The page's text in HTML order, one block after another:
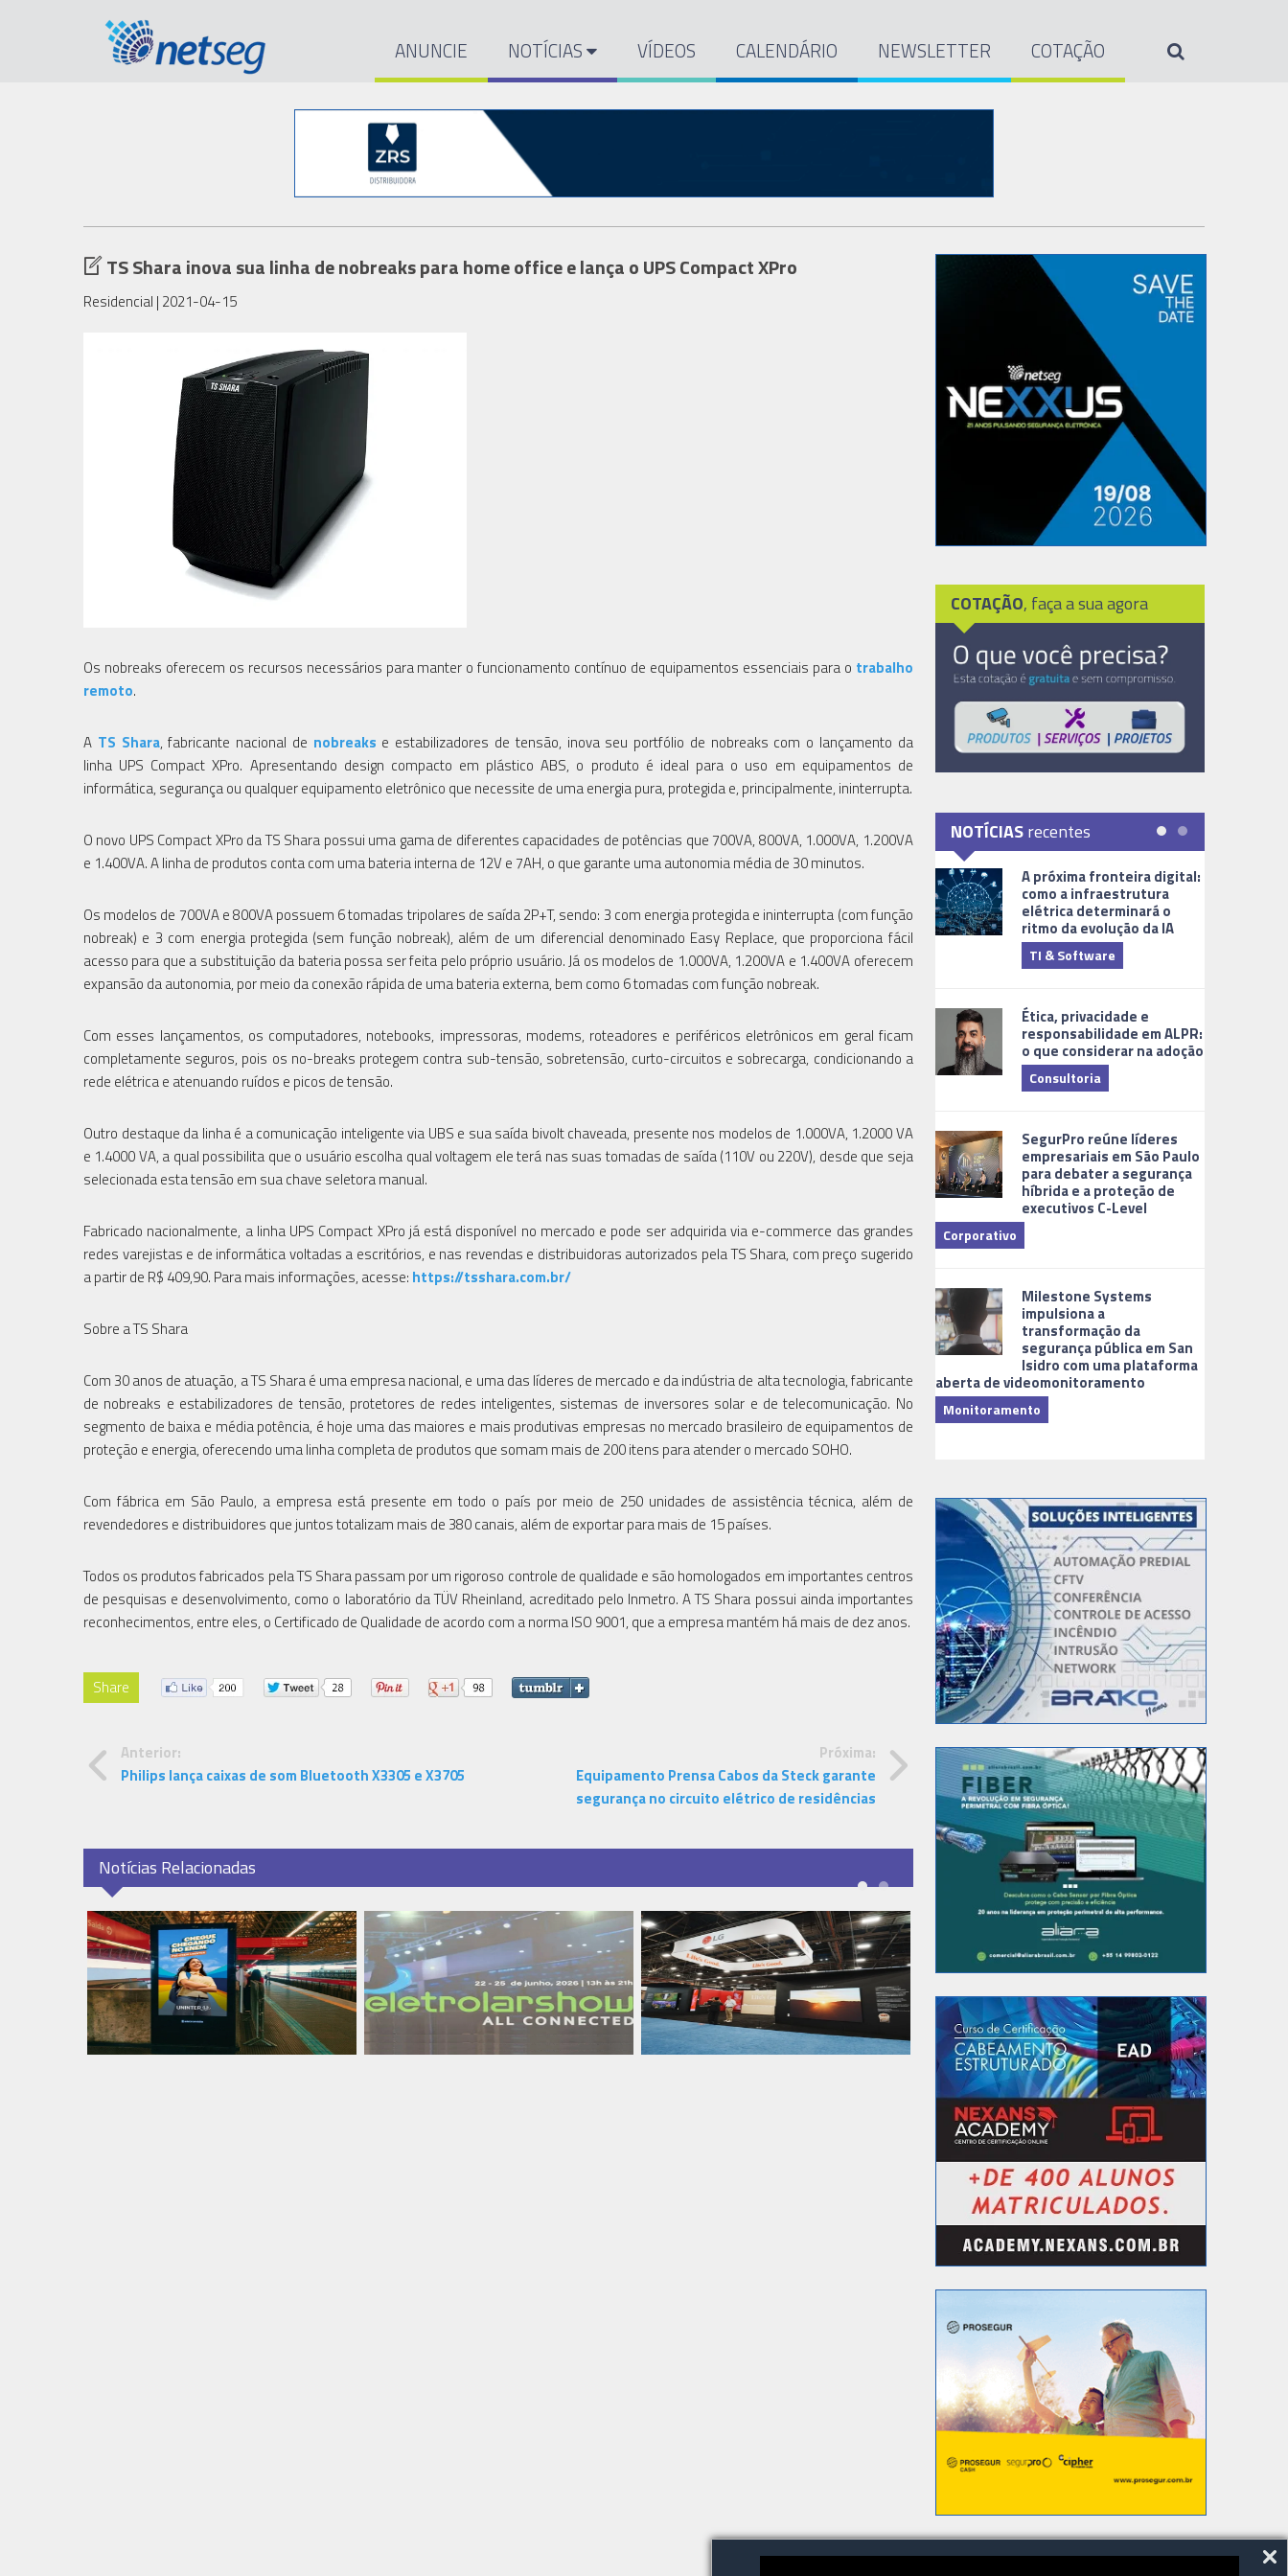
ANUNCIE NOTÍCIAS VÍDEOS CALENDÁRIO NEWSLETTER COTAÇÃO
TS Shara inova sua linha de nobreaks para home office e lança o UPS Compact XPro
Residencial | 2021-04-15
Os nobreaks oferecem os recursos necessários para manter o funcionamento contínuo de equipamentos essenciais para o trabalho
remoto.
A TS Shara, fabricante nacional de nobreaks e estabilizadores de tensão, inova seu portfólio de nobreaks com o lançamento da
linha UPS Compact XPro. Apresentando design compacto em plástico ABS, o produto é ideal para o uso em equipamentos de
informática, segurança ou qualquer equipamento eletrônico que necessite de uma energia pura, protegida e, principalmente, ininterrupta.
O novo UPS Compact XPro da TS Shara possui uma gama de diferentes capacidades de potências que 700VA, 800VA, 1.000VA, 1.200VA
e 1.400VA. A linha de produtos conta com uma bateria interna de 12V e 7AH, o que garante uma autonomia média de 30 minutos.
Os modelos de 700VA e 800VA possuem 6 tomadas tripolares de saída 2P+T, sendo: 3 com energia protegida e ininterrupta (com função
nobreak) e 3 com energia protegida (sem função nobreak), além de um diferencial denominado Easy Replace, que proporciona fácil
acesso para que a substituição da bateria possa ser feita pelo próprio usuário. Já os modelos de 1.000VA, 1.200VA e 1.400VA oferecem
expansão da autonomia, por meio da conexão rápida de uma bateria externa, bem como 6 tomadas com função nobreak.
Com esses lançamentos, os computadores, notebooks, impressoras, modems, roteadores e periféricos eletrônicos em geral ficam
completamente seguros, pois os no-breaks protegem contra sub-tensão, sobretensão, curto-circuitos e sobrecarga, condicionando a
rede elétrica e atenuando ruídos e picos de tensão.
Outro destaque da linha é a comunicação inteligente via UBS e sua saída bivolt chaveada, presente nos modelos de 1.000VA, 1.2000 VA
e 1.4000 VA, a qual possibilita que o usuário escolha qual voltagem ele terá nas suas tomadas de saída (110V ou 220V), desde que seja
selecionada esta tensão em sua chave seletora manual.
Fabricado nacionalmente, a linha UPS Compact XPro já está disponível no mercado e pode ser adquirida via e-commerce das grandes
redes varejistas e de informática voltadas a escritórios, e nas revendas e distribuidoras autorizados pela TS Shara, com preço sugerido
a partir de R$ 409,90. Para mais informações, acesse: https://tsshara.com.br/
Sobre a TS Shara
Com 30 anos de atuação, a TS Shara é uma empresa nacional, e uma das líderes de mercado e da indústria de alta tecnologia, fabricante
de nobreaks e estabilizadores de tensão, protetores de redes inteligentes, sistemas de inversores solar e de telecomunicação. No
segmento de baixa e média potência, é hoje uma das maiores e mais produtivas empresas no mercado brasileiro de equipamentos de
proteção e energia, oferecendo uma linha completa de produtos que somam mais de 200 itens para atender o mercado SOHO.
Com fábrica em São Paulo, a empresa está presente em todo o país por meio de 250 unidades de assistência técnica, além de
revendedores e distribuidores que juntos totalizam mais de 380 canais, além de exportar para mais de 15 países.
Todos os produtos fabricados pela TS Shara passam por um rigoroso controle de qualidade e são homologados em importantes centros
de pesquisas e desenvolvimento, como o laboratório da TÜV Rheinland, acreditado pelo Inmetro. A TS Shara possui ainda importantes
reconhecimentos, entre eles, o Certificado de Qualidade de acordo com a norma ISO 9001, que a empresa mantém há mais de dez anos.
Share
Anterior:
Philips lança caixas de som Bluetooth X3305 e X3705
Próxima:
Equipamento Prensa Cabos da Steck garante
segurança no circuito elétrico de residências
Notícias Relacionadas
COTAÇÃO, faça a sua agora
NOTÍCIASrecentes
A próxima fronteira digital:
como a infraestrutura
elétrica determinará o
ritmo da evolução da IA
TI & Software
Ética, privacidade e
responsabilidade em ALPR:
o que considerar na adoção
Consultoria
SegurPro reúne líderes
empresariais em São Paulo
para debater a segurança
híbrida e a proteção de
executivos C-Level
Corporativo
Milestone Systems
impulsiona a
transformação da
segurança pública em San
Isidro com uma plataforma
aberta de videomonitoramento
Monitoramento